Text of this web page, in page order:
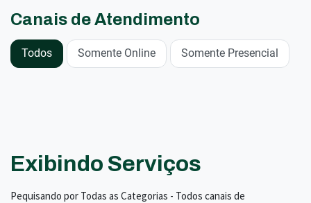
Canais de Atendimento
Todos Somente Online Somente Presencial
Exibindo Serviços
Pequisando por Todas as Categorias - Todos canais de